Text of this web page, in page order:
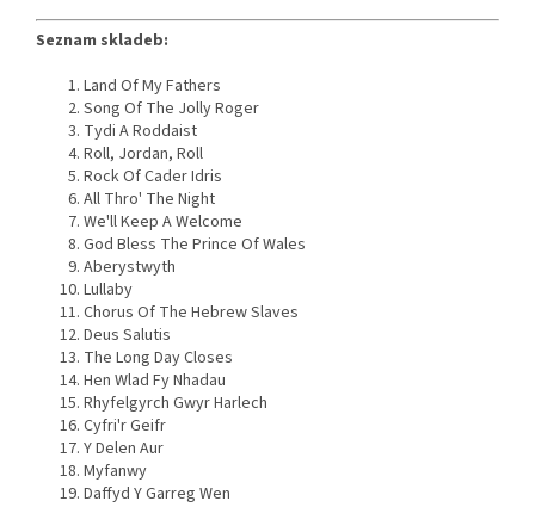
Seznam skladeb:
Land Of My Fathers
Song Of The Jolly Roger
Tydi A Roddaist
Roll, Jordan, Roll
Rock Of Cader Idris
All Thro' The Night
We'll Keep A Welcome
God Bless The Prince Of Wales
Aberystwyth
Lullaby
Chorus Of The Hebrew Slaves
Deus Salutis
The Long Day Closes
Hen Wlad Fy Nhadau
Rhyfelgyrch Gwyr Harlech
Cyfri'r Geifr
Y Delen Aur
Myfanwy
Daffyd Y Garreg Wen